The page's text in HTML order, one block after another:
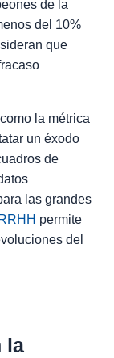
de la
del 10%
que
la métrica
un éxodo
de
las grandes
permite
del
la